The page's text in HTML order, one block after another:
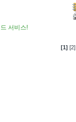
서비스!
[1] [2]